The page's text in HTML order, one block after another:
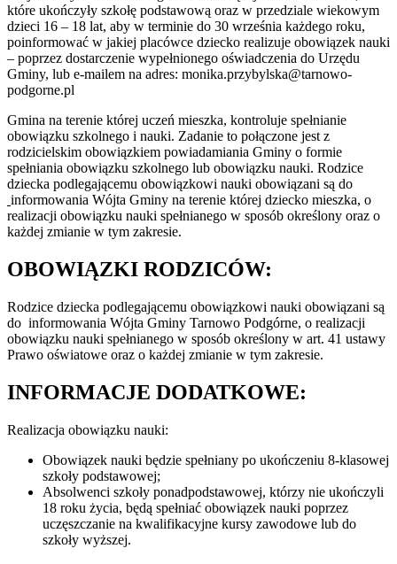
które ukończyły szkołę podstawową oraz w przedziale wiekowym
dzieci 16 – 18 lat, aby w terminie do 30 września każdego roku,
poinformować w jakiej placówce dziecko realizuje obowiązek nauki
– poprzez dostarczenie wypełnionego oświadczenia do Urzędu
Gminy, lub e-mailem na adres: monika.przybylska@tarnowo-
podgorne.pl
Gmina na terenie której uczeń mieszka, kontroluje spełnianie
obowiązku szkolnego i nauki. Zadanie to połączone jest z
rodzicielskim obowiązkiem powiadamiania Gminy o formie
spełniania obowiązku szkolnego lub obowiązku nauki. Rodzice
dziecka podlegającemu obowiązkowi nauki obowiązani są do
informowania Wójta Gminy na terenie której dziecko mieszka, o
realizacji obowiązku nauki spełnianego w sposób określony oraz o
każdej zmianie w tym zakresie.
OBOWIĄZKI RODZICÓW:
Rodzice dziecka podlegającemu obowiązkowi nauki obowiązani są
do informowania Wójta Gminy Tarnowo Podgórne, o realizacji
obowiązku nauki spełnianego w sposób określony w art. 41 ustawy
Prawo oświatowe oraz o każdej zmianie w tym zakresie.
INFORMACJE DODATKOWE:
Realizacja obowiązku nauki:
Obowiązek nauki będzie spełniany po ukończeniu 8-klasowej
szkoły podstawowej;
Absolwenci szkoły ponadpodstawowej, którzy nie ukończyli
18 roku życia, będą spełniać obowiązek nauki poprzez
uczęszczanie na kwalifikacyjne kursy zawodowe lub do
szkoły wyższej.